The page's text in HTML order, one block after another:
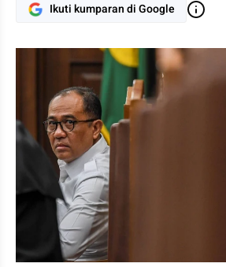
Ikuti kumparan di Google